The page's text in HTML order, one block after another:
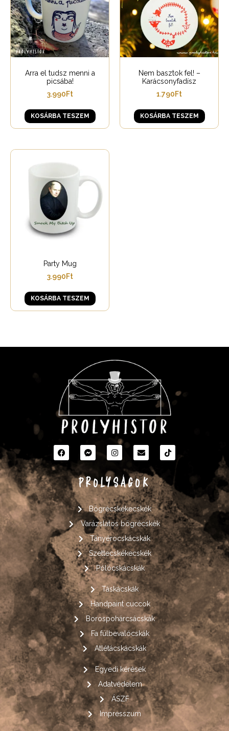
Arra el tudsz menni a
picsába!
3.990Ft
KOSÁRBA TESZEM
Nem basztok fel! –
Karácsonyfadísz
1.790Ft
KOSÁRBA TESZEM
Party Mug
3.990Ft
KOSÁRBA TESZEM
PROLYSÁGOK
Bögrécskékecskék
Varázslatos bögrécskék
Tányérocskácskák
Szettecskékecskék
Pólócskácskák
Táskácskák
Handpaint cuccok
Borospohárcsácskák
Fa fülbevalócskák
Atlétácskácskák
Egyedi kérések
Adatvédelem
ÁSZF
Impresszum